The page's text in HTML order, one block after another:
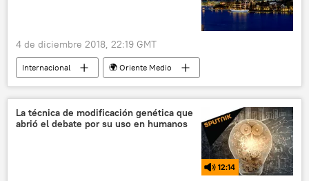
4 de diciembre 2018, 22:19 GMT
Internacional
🌍 Oriente Medio
Suecia
Yemen
Estocolmo
hutíes
Ansarolá noticias
La técnica de modificación genética que
abrió el debate por su uso en humanos
12:14